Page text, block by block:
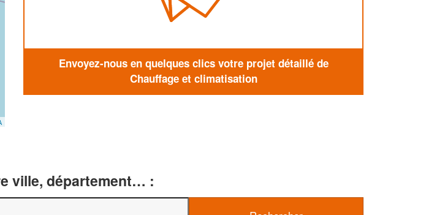
Envoyez-nous en quelques clics votre projet détaillé de
Chauffage et climatisation
ville, département… :